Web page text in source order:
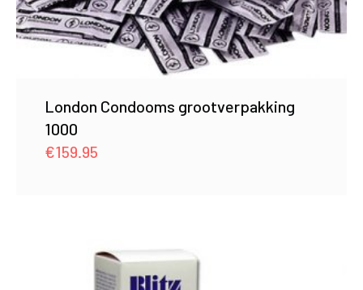
London Condooms grootverpakking
1000
€159.95